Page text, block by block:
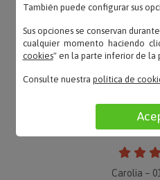
«Regalo muy original,
Carolia –
También puede configurar sus
Sus opciones se conservan
cualquier momento haciendo
cookies" en la parte inferior de la
Consulte nuestra política de